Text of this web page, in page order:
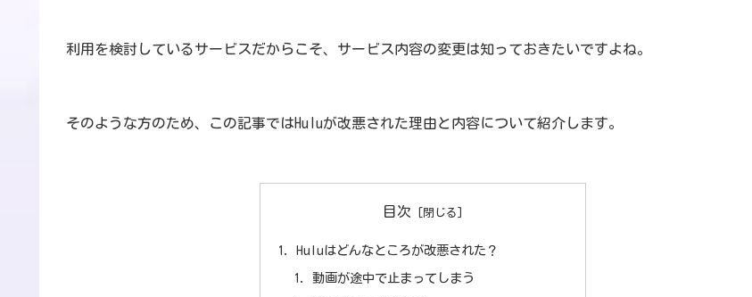
利用を検討しているサービスだからこそ、サービス内容の変更は知っておきたいですよね。
そのような方のため、この記事ではHuluが改悪された理由と内容について紹介します。
目次
Huluはどんなところが改悪された？
動画が途中で止まってしまう